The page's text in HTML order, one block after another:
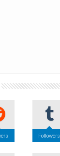
Followers